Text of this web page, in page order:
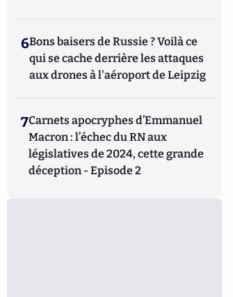
6Bons baisers de Russie ? Voilà ce
qui se cache derrière les attaques
aux drones à l'aéroport de Leipzig
7Carnets apocryphes d’Emmanuel
Macron : l’échec du RN aux
législatives de 2024, cette grande
déception - Episode 2